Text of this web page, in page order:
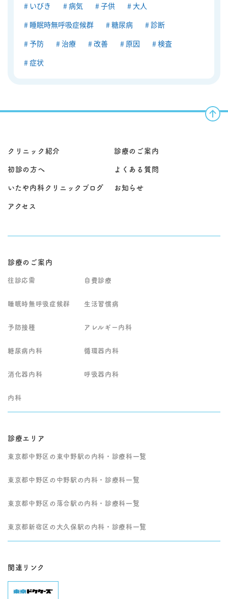
いびき 病気 子供 大人
睡眠時無呼吸症候群 糖尿病 診断
予防 治療 改善 原因 検査
症状
クリニック紹介 診療のご案内
初診の方へ よくある質問
いたや内科クリニックブログ お知らせ
アクセス
診療のご案内
往診応需 自費診療
睡眠時無呼吸症候群 生活習慣病
予防接種 アレルギー内科
糖尿病内科 循環器内科
消化器内科 呼吸器内科
内科
診療エリア
東京都中野区の東中野駅の内科・診療科一覧
東京都中野区の中野駅の内科・診療科一覧
東京都中野区の落合駅の内科・診療科一覧
東京都新宿区の大久保駅の内科・診療科一覧
関連リンク